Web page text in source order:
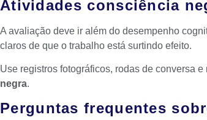
Atividades consciência
A avaliação deve ir além do desempenho
claros de que o trabalho está surtindo efeito.
Use registros fotográficos, rodas de conversa
negra.
Perguntas frequentes